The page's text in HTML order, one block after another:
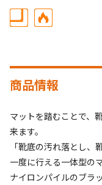
商品情報
マットを踏むことで、
来ます。
「靴底の汚れ落とし
一度に行える一体型の
ナイロンパイルのブラ